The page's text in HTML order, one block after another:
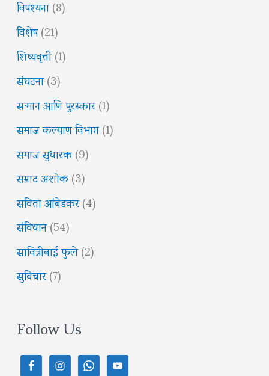
विपश्यना(8)
विशेष(21)
शिष्यवृत्ती(1)
संघटना(3)
सन्मान आणि पुरस्कार(1)
समाज कल्याण विभाग(1)
समाज सुधारक(9)
सम्राट अशोक(3)
सविता आंबेडकर(4)
संविधान(54)
सावित्रीबाई फुले(2)
सुविचार(7)
Follow Us